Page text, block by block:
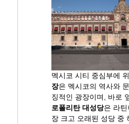
멕시코 시티 중심부에
장은 멕시코의 역사와
징적인 광장이며, 바로
로폴리탄 대성당은 라
장 크고 오래된 성당 중